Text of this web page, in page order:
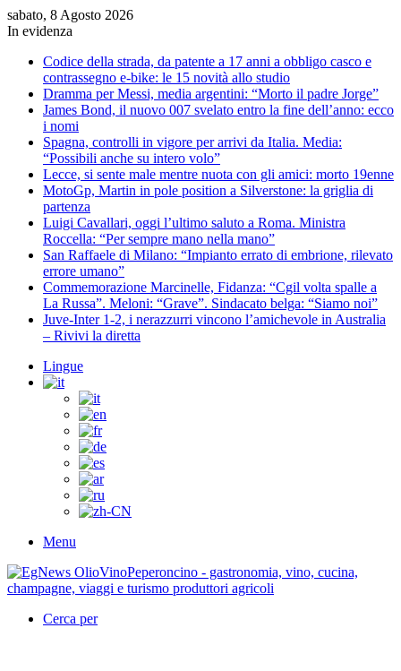
sabato, 8 Agosto 2026
In evidenza
Codice della strada, da patente a 17 anni a obbligo casco e
contrassegno e-bike: le 15 novità allo studio
Dramma per Messi, media argentini: “Morto il padre Jorge”
James Bond, il nuovo 007 svelato entro la fine dell’anno: ecco
i nomi
Spagna, controlli in vigore per arrivi da Italia. Media:
“Possibili anche su intero volo”
Lecce, si sente male mentre nuota con gli amici: morto 19enne
MotoGp, Martin in pole position a Silverstone: la griglia di
partenza
Luigi Cavallari, oggi l’ultimo saluto a Roma. Ministra
Roccella: “Per sempre mano nella mano”
San Raffaele di Milano: “Impianto errato di embrione, rilevato
errore umano”
Commemorazione Marcinelle, Fidanza: “Cgil volta spalle a
La Russa”. Meloni: “Grave”. Sindacato belga: “Siamo noi”
Juve-Inter 1-2, i nerazzurri vincono l’amichevole in Australia
– Rivivi la diretta
Lingue
Menu
Cerca per